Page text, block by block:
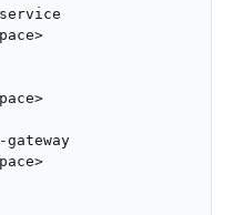
gateway